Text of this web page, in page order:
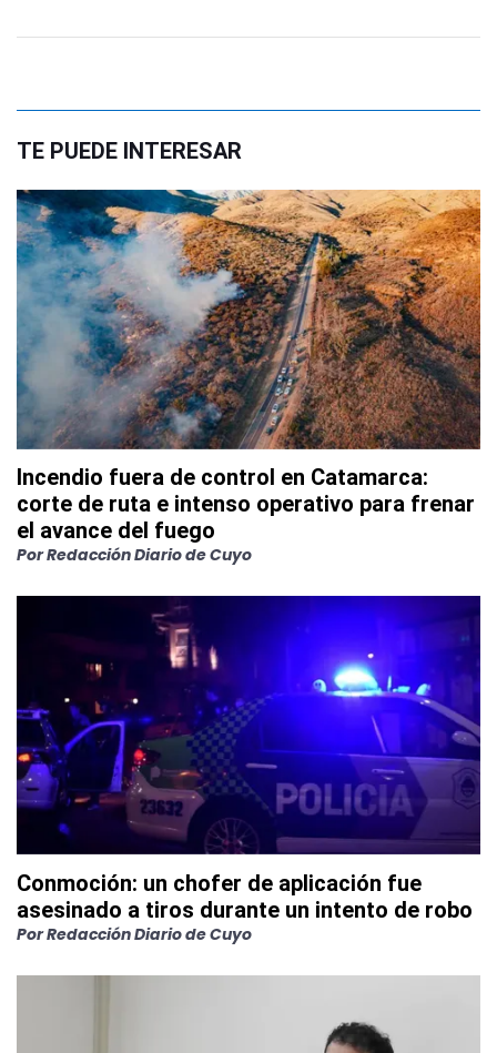
TE PUEDE INTERESAR
Incendio fuera de control en Catamarca:
corte de ruta e intenso operativo para frenar
el avance del fuego
PorRedacción Diario de Cuyo
Conmoción: un chofer de aplicación fue
asesinado a tiros durante un intento de robo
PorRedacción Diario de Cuyo